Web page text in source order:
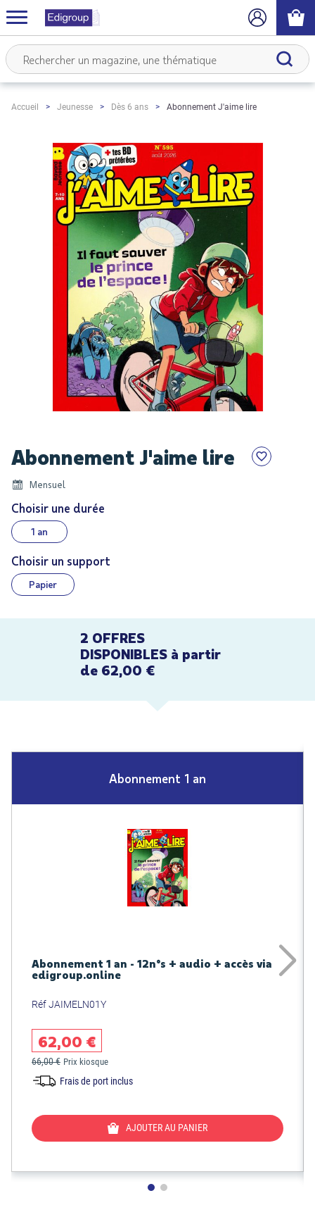
Accueil Jeunesse Dès 6 ans Abonnement J'aime lire
to
beginning
of
the
images
gallery
Abonnement J'aime lire
Mensuel
Choisir une durée
1 an
Choisir un support
Papier
2 OFFRES
DISPONIBLES à partir
de 62,00 €
Abonnement 1 an
Abonnement 1 an - 12n°s + audio + accès via
edigroup.online
Réf JAIMELN01Y
62,00 €
66,00 € Prix kiosque
Frais de port inclus
AJOUTER AU PANIER